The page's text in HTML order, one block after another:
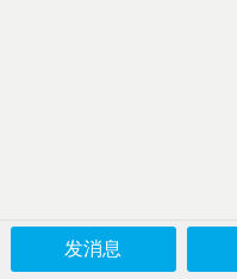
发消息